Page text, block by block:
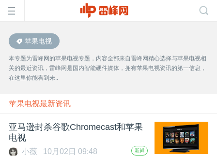
首
页
雷
峰
苹果电视
本专题为雷峰网的苹果电视专题，内容全部来自雷峰网精心选择与苹果电视相
关的最近资讯，雷峰网是国内智能硬件媒体，拥有苹果电视资讯的第一信息，
在这里你能看到未..
苹果电视最新资讯
亚马逊封杀谷歌Chromecast和苹果
电视
小薇 10月02日 09:48 新鲜